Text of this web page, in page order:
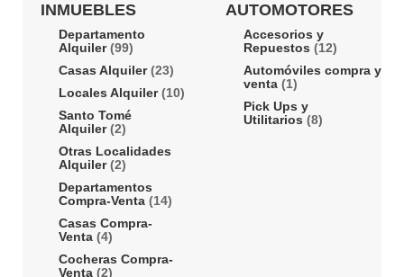
INMUEBLES
Departamento
Alquiler(99)
Casas Alquiler(23)
Locales Alquiler(10)
Santo Tomé
Alquiler(2)
Otras Localidades
Alquiler(2)
Departamentos
Compra-Venta (14)
Casas Compra-
Venta (4)
Cocheras Compra-
Venta (2)
AUTOMOTORES
Accesorios y
Repuestos (12)
Automóviles compra y
venta (1)
Pick Ups y
Utilitarios (8)